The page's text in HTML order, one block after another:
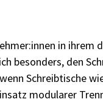
in ihrem
besonders, den
Schreibtische
modularer